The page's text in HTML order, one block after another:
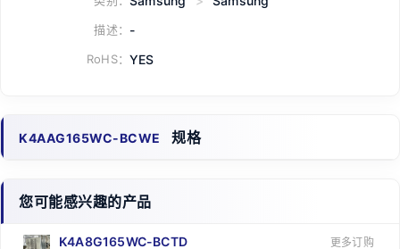
描述： -
RoHS： YES
K4AAG165WC-BCWE 规格
您可能感兴趣的产品
K4A8G165WC-BCTD 更多订购